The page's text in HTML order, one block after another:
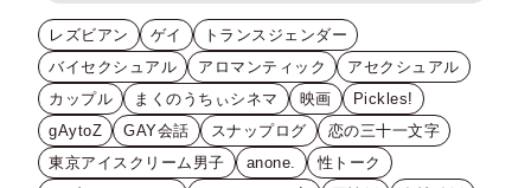
レズビアン ゲイ
トランスジェンダー
バイセクシュアル
アロマンティック
アセクシュアル
カップル
まくのうちぃシネマ 映画
Pickles!
gAytoZ
GAY会話 スナップログ
恋の三十一文字
東京アイスクリーム男子
anone.
性トーク